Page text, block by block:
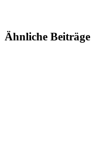
Ähnliche Beiträge